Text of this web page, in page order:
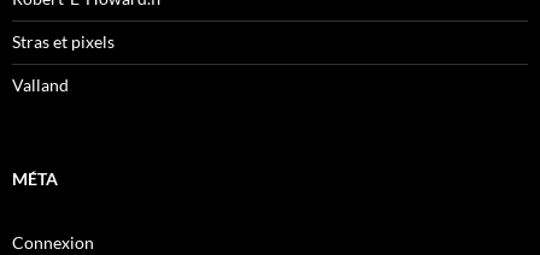
Stras et pixels
Valland
MÉTA
Connexion